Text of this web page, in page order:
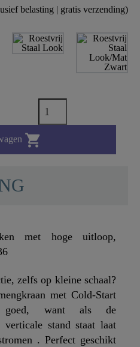
belasting | gratis verzending)

met hoge uitloop,
zelfs op kleine schaal?
met Cold-Start
goed, want als de
verticale stand staat laat
. Perfect geschikt